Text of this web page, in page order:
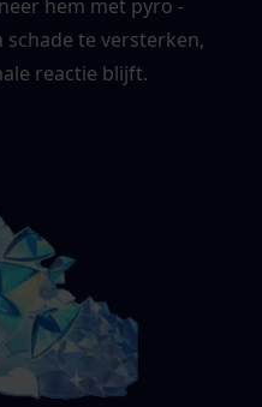
hem met pyro -
te versterken,
reactie blijft.